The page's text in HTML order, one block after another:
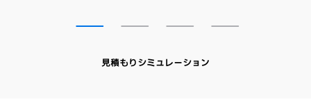
見積もりシミュレーション